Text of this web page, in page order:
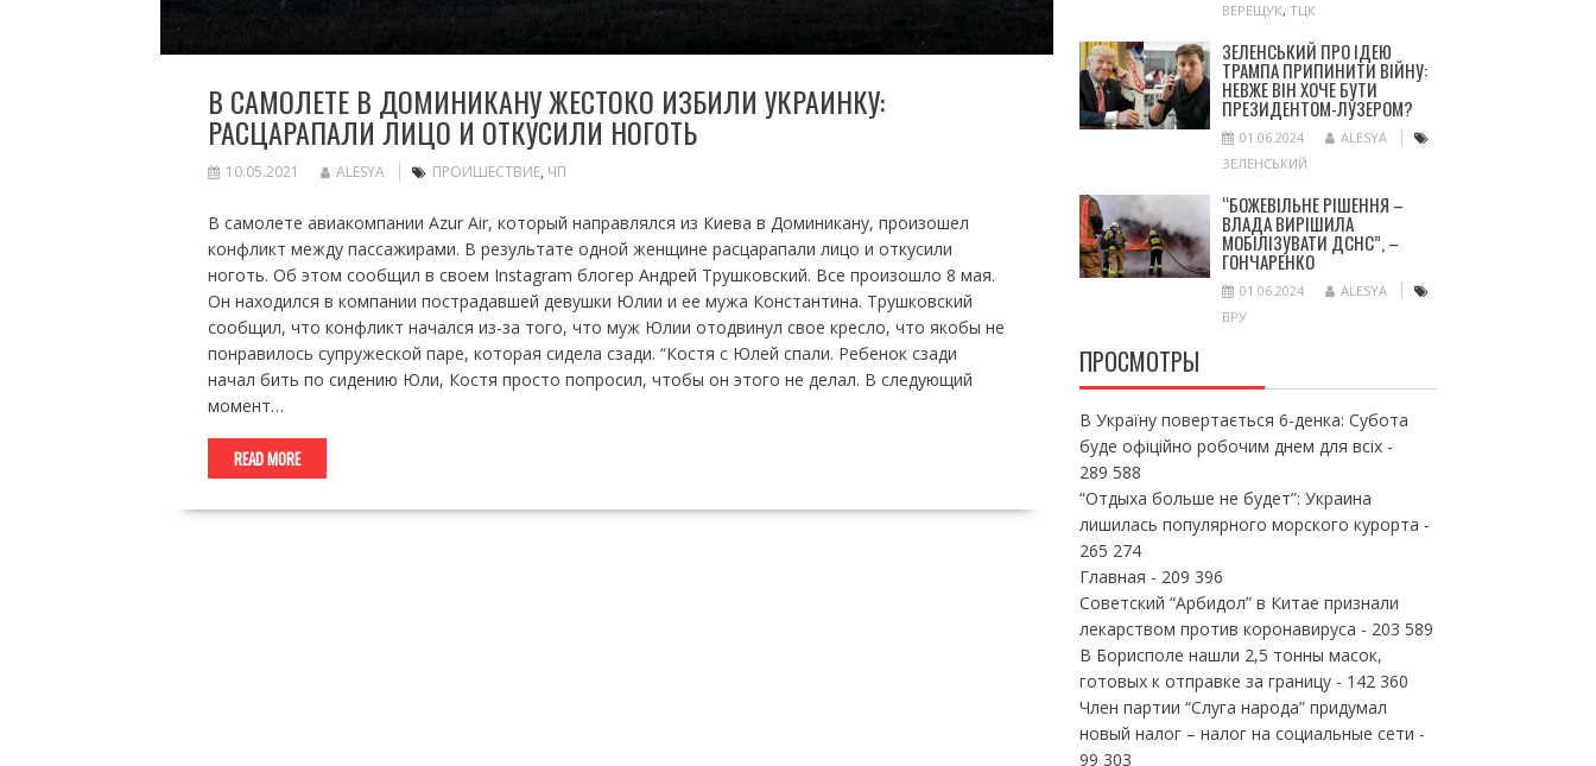
В САМОЛЕТЕ В ДОМИНИКАНУ ЖЕСТОКО ИЗБИЛИ УКРАИНКУ:
РАСЦАРАПАЛИ ЛИЦО И ОТКУСИЛИ НОГОТЬ
10.05.2021 ALESYA ПРОИШЕСТВИЕ, ЧП
В самолете авиакомпании Azur Air, который направлялся из Киева в Доминикану, произошел
конфликт между пассажирами. В результате одной женщине расцарапали лицо и откусили
ноготь. Об этом сообщил в своем Instagram блогер Андрей Трушковский. Все произошло 8 мая.
Он находился в компании пострадавшей девушки Юлии и ее мужа Константина. Трушковский
сообщил, что конфликт начался из-за того, что муж Юлии отодвинул свое кресло, что якобы не
понравилось супружеской паре, которая сидела сзади. “Костя с Юлей спали. Ребенок сзади
начал бить по сидению Юли, Костя просто попросил, чтобы он этого не делал. В следующий
момент…
READ MORE
ВЕРЕЩУК, ТЦК
ЗЕЛЕНСЬКИЙ ПРО ІДЕЮ
ТРАМПА ПРИПИНИТИ ВІЙНУ:
НЕВЖЕ ВІН ХОЧЕ БУТИ
ПРЕЗИДЕНТОМ-ЛУЗЕРОМ?
01.06.2024
ALESYA
ЗЕЛЕНСЬКИЙ
“БОЖЕВІЛЬНЕ РІШЕННЯ –
ВЛАДА ВИРІШИЛА
МОБІЛІЗУВАТИ ДСНС”, –
ГОНЧАРЕНКО
01.06.2024
ALESYA
ВРУ
ПРОСМОТРЫ
В Україну повертається 6-денка: Субота
буде офіційно робочим днем для всіх-
289 588
“Отдыха больше не будет”: Украина
лишилась популярного морского курорта -
265 274
Главная - 209 396
Советский “Арбидол” в Китае признали
лекарством против коронавируса - 203 589
В Борисполе нашли 2,5 тонны масок,
готовых к отправке за границу- 142 360
Член партии “Слуга народа” придумал
новый налог – налог на социальные сети -
99 303